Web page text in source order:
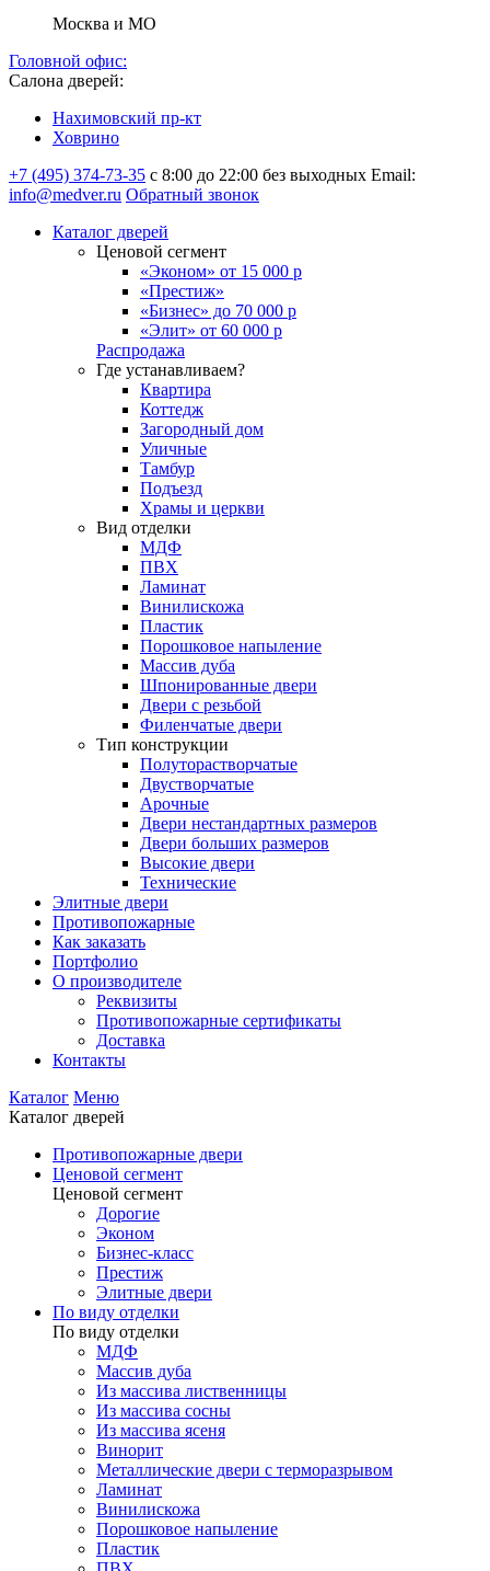
Москва и МО
Головной офис:
Салона дверей:
Нахимовский пр-кт
Ховрино
+7 (495) 374-73-35 с 8:00 до 22:00 без выходных Email:
info@medver.ru Обратный звонок
Каталог дверей
Ценовой сегмент
«Эконом» от 15 000 р
«Престиж»
«Бизнес» до 70 000 р
«Элит» от 60 000 р
Распродажа
Где устанавливаем?
Квартира
Коттедж
Загородный дом
Уличные
Тамбур
Подъезд
Храмы и церкви
Вид отделки
МДФ
ПВХ
Ламинат
Винилискожа
Пластик
Порошковое напыление
Массив дуба
Шпонированные двери
Двери с резьбой
Филенчатые двери
Тип конструкции
Полуторастворчатые
Двустворчатые
Арочные
Двери нестандартных размеров
Двери больших размеров
Высокие двери
Технические
Элитные двери
Противопожарные
Как заказать
Портфолио
О производителе
Реквизиты
Противопожарные сертификаты
Доставка
Контакты
Каталог Меню
Каталог дверей
Противопожарные двери
Ценовой сегмент
Ценовой сегмент
Дорогие
Эконом
Бизнес-класс
Престиж
Элитные двери
По виду отделки
По виду отделки
МДФ
Массив дуба
Из массива лиственницы
Из массива сосны
Из массива ясеня
Винорит
Металлические двери с терморазрывом
Ламинат
Винилискожа
Порошковое напыление
Пластик